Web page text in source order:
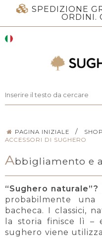
SPEDIZIONE
ORDINI.
PAGINA INIZIALE / SHOP
ACCESSORI DI SUGHERO
Abbigliamento e
“Sughero naturale”?
probabilmente
bacheca. I classici,
la storia finisce lì –
sughero viene